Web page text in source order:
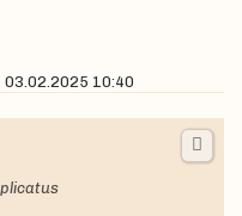
03.02.2025 10:40